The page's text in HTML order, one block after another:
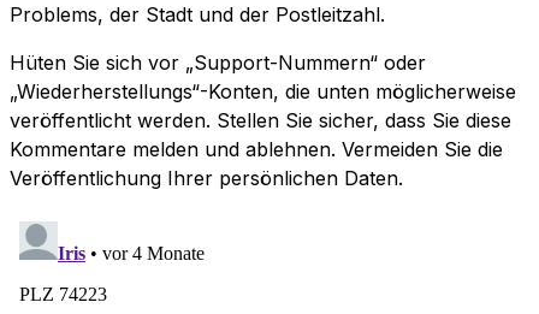
Problems, der Stadt und der Postleitzahl.
Hüten Sie sich vor „Support-Nummern“ oder
„Wiederherstellungs“-Konten, die unten möglicherweise
veröffentlicht werden. Stellen Sie sicher, dass Sie diese
Kommentare melden und ablehnen. Vermeiden Sie die
Veröffentlichung Ihrer persönlichen Daten.